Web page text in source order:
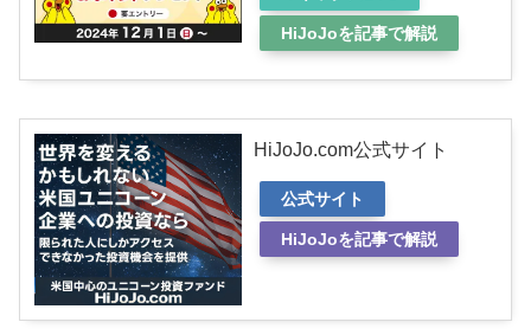
HiJoJoを記事で解説
HiJoJo.com公式サイト
公式サイト
HiJoJoを記事で解説